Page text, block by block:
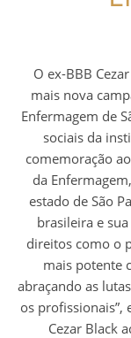
O ex-BBB Cezar Black estrelou na quarta-feira (10/5) a
mais nova
Enfermagem de
sociais da
comemoração
da
estado de São
brasileira e
direitos como o
mais potente
abraçando as
os profissionais”,
Cezar Black